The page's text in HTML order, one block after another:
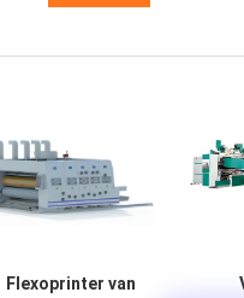
Flexoprinter van